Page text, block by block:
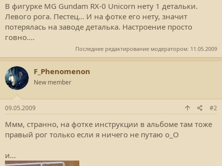
н
и
я
В фигурке MG Gundam RX-0 Unicorn нету 1 детальки.
Левого рога. Пестец... И на фотке его нету, значит
потерялась на заводе деталька. Настроение просто
говно....
Последнее редактирование модератором: 11.05.2009
F_Phenomenon
New member
09.05.2009 #2
Ммм, странно, на фотке инструкции в альбоме там тоже
правый рог только если я ничего не путаю о_О
и...